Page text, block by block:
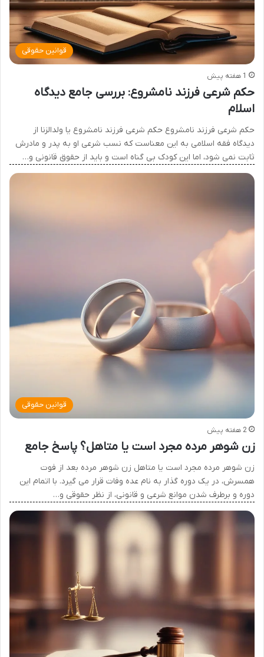
قوانین حقوقی
1 هفته پیش
حکم شرعی فرزند نامشروع: بررسی جامع دیدگاه
اسلام
حکم شرعی فرزند نامشروع حکم شرعی فرزند نامشروع یا ولدالزنا از
دیدگاه فقه اسلامی به این معناست که نسب شرعی او به پدر و مادرش
ثابت نمی شود، اما این کودک بی گناه است و باید از حقوق قانونی و…
قوانین حقوقی
2 هفته پیش
زن شوهر مرده مجرد است یا متاهل؟ پاسخ جامع
زن شوهر مرده مجرد است یا متاهل زن شوهر مرده بعد از فوت
همسرش، در یک دوره گذار به نام عده وفات قرار می گیرد. با اتمام این
دوره و برطرف شدن موانع شرعی و قانونی، از نظر حقوقی و…